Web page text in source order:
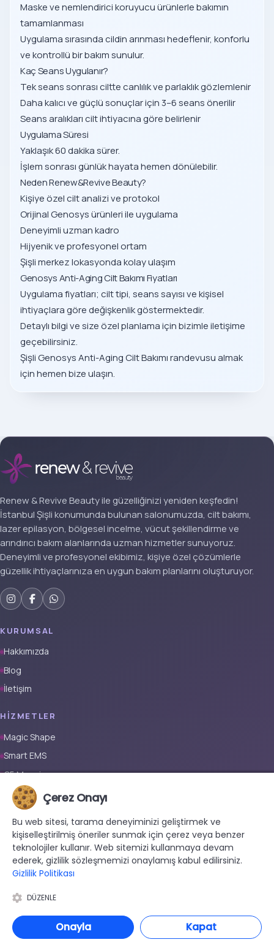
Maske ve nemlendirici koruyucu ürünlerle bakımın
tamamlanması
Uygulama sırasında cildin arınması hedeflenir, konforlu
ve kontrollü bir bakım sunulur.
Kaç Seans Uygulanır?
Tek seans sonrası ciltte canlılık ve parlaklık gözlemlenir
Daha kalıcı ve güçlü sonuçlar için 3–6 seans önerilir
Seans aralıkları cilt ihtiyacına göre belirlenir
Uygulama Süresi
Yaklaşık 60 dakika sürer.
İşlem sonrası günlük hayata hemen dönülebilir.
Neden Renew&Revive Beauty?
Kişiye özel cilt analizi ve protokol
Orijinal Genosys ürünleri ile uygulama
Deneyimli uzman kadro
Hijyenik ve profesyonel ortam
Şişli merkez lokasyonda kolay ulaşım
Genosys Anti-Aging Cilt Bakımı Fiyatları
Uygulama fiyatları; cilt tipi, seans sayısı ve kişisel
ihtiyaçlara göre değişkenlik göstermektedir.
Detaylı bilgi ve size özel planlama için bizimle iletişime
geçebilirsiniz.
Şişli Genosys Anti-Aging Cilt Bakımı randevusu almak
için hemen bize ulaşın.
Renew & Revive Beauty ile güzelliğinizi yeniden keşfedin!
İstanbul Şişli konumunda bulunan salonumuzda, cilt bakımı,
lazer epilasyon, bölgesel incelme, vücut şekillendirme ve
arındırıcı bakım alanlarında uzman hizmetler sunuyoruz.
Deneyimli ve profesyonel ekibimiz, kişiye özel çözümlerle
güzellik ihtiyaçlarınıza en uygun bakım planlarını oluşturuyor.
KURUMSAL
Hakkımızda
Blog
İletişim
HIZMETLER
Magic Shape
Smart EMS
G5 Masajı
Tüm Vücut Epilasyon (Erkek)
Tüm Vücut Epilasyon (Kadın)
Protez Tırnak
İLETIŞIM
+90 533 038 48 24
hello@renewandrevive.co
34381 Şişli/İstanbul
Çerez Onayı
Bu web sitesi, tarama deneyiminizi geliştirmek ve
kişiselleştirilmiş öneriler sunmak için çerez veya benzer
teknolojiler kullanır. Web sitemizi kullanmaya devam
ederek, gizlilik sözleşmemizi onaylamış kabul edilirsiniz.
Gizlilik Politikası
DÜZENLE
Onayla Kapat